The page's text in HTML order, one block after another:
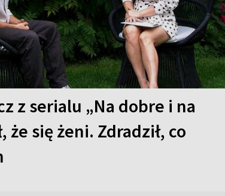
z serialu „Na dobre i na
że się żeni. Zdradził, co